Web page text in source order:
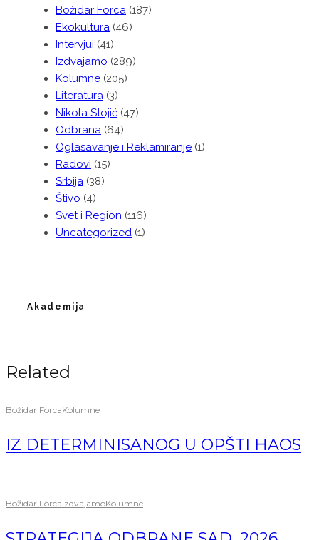
Božidar Forca (187)
Ekokultura (46)
Intervjui (41)
Izdvajamo (289)
Kolumne (205)
Literatura (3)
Nikola Stojić (47)
Odbrana (64)
Oglasavanje i Reklamiranje (1)
Radovi (15)
Srbija (38)
Štivo (4)
Svet i Region (116)
Uncategorized (1)
Akademija
Related
Božidar ForcaKolumne
IZ DETERMINISANOG U OPŠTI HAOS
Božidar ForcaIzdvajamoKolumne